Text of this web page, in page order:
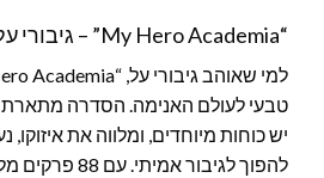
“My Hero Academia” – גיבורי על עם נשמה
טבעי לעולם האנימה. הסדרה מתארת
יש כוחות מיוחדים, ומלווה את
להפוך לגיבור